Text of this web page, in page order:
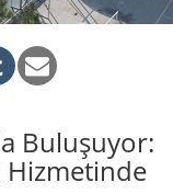
Buluşuyor:
Hizmetinde